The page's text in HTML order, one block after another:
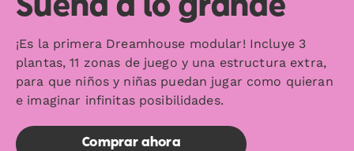
Dreamhouse
image.
Sueña a lo grande
¡Es la primera Dreamhouse modular! Incluye 3
plantas, 11 zonas de juego y una estructura extra,
para que niños y niñas puedan jugar como quieran
e imaginar infinitas posibilidades.
Comprar ahora